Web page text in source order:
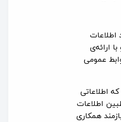
اطلاعات
ارا‌ئه‌ی
عمومی
اطلاعاتی
اطلاعات
همکاری